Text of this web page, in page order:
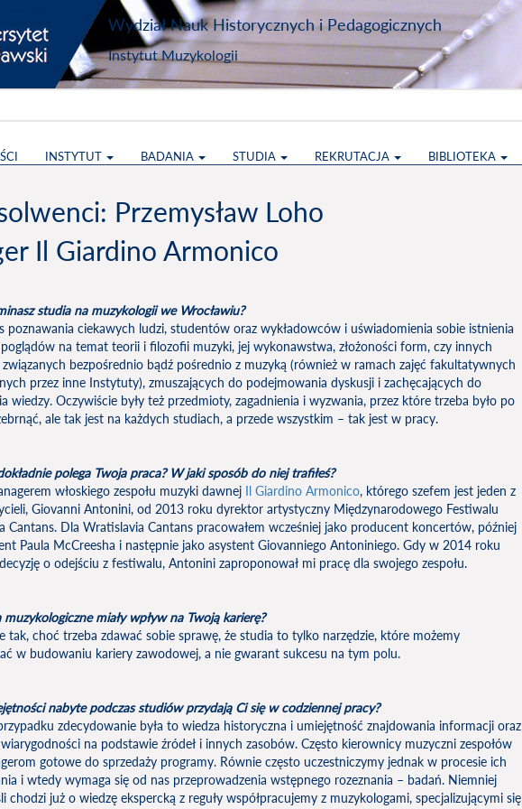
Wydział Nauk Historycznych i Pedagogicznych
Instytut Muzykologii
INSTYTUT BADANIA STUDIA REKRUTACJA BIBLIOTEKA
Przemysław Loho
Il Giardino Armonico
studia na muzykologii we Wrocławiu?
poznawania ciekawych ludzi, studentów oraz wykładowców i uświadomienia sobie istnienia
na temat teorii i filozofii muzyki, jej wykonawstwa, złożoności form, czy innych
związanych bezpośrednio bądź pośrednio z muzyką (również w ramach zajęć fakultatywnych
przez inne Instytuty), zmuszających do podejmowania dyskusji i zachęcających do
wiedzy. Oczywiście były też przedmioty, zagadnienia i wyzwania, przez które trzeba było po
ale tak jest na każdych studiach, a przede wszystkim – tak jest w pracy.
polega Twoja praca? W jaki sposób do niej trafiłeś?
włoskiego zespołu muzyki dawnej Il Giardino Armonico, którego szefem jest jeden z
Giovanni Antonini, od 2013 roku dyrektor artystyczny Międzynarodowego Festiwalu
Cantans. Dla Wratislavia Cantans pracowałem wcześniej jako producent koncertów, później
Paula McCreesha i następnie jako asystent Giovanniego Antoniniego. Gdy w 2014 roku
o odejściu z festiwalu, Antonini zaproponował mi pracę dla swojego zespołu.
muzykologiczne miały wpływ na Twoją karierę?
tak, choć trzeba zdawać sobie sprawę, że studia to tylko narzędzie, które możemy
w budowaniu kariery zawodowej, a nie gwarant sukcesu na tym polu.
nabyte podczas studiów przydają Ci się w codziennej pracy?
zdecydowanie była to wiedza historyczna i umiejętność znajdowania informacji oraz
na podstawie źródeł i innych zasobów. Często kierownicy muzyczni zespołów
gotowe do sprzedaży programy. Równie często uczestniczymy jednak w procesie ich
i wtedy wymaga się od nas przeprowadzenia wstępnego rozeznania – badań. Niemniej
chodzi już o wiedzę ekspercką z reguły współpracujemy z muzykologami, specjalizującymi się